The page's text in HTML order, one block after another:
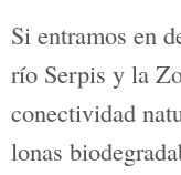
Unión
El primer
los cauces